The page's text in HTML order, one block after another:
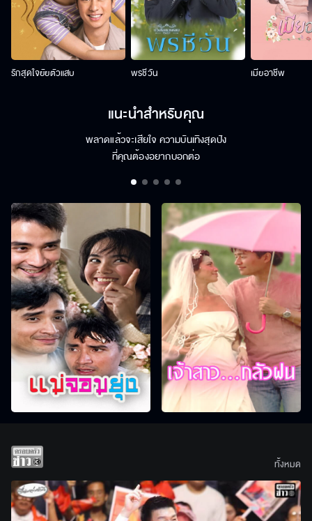
รักสุดใจยัยตัวแสบ พรชีวัน เมียอาชีพ
แนะนำสำหรับคุณ
พลาดแล้วจะเสียใจ ความบันเทิงสุดปัง
ที่คุณต้องอยากบอกต่อ
ทั้งหมด